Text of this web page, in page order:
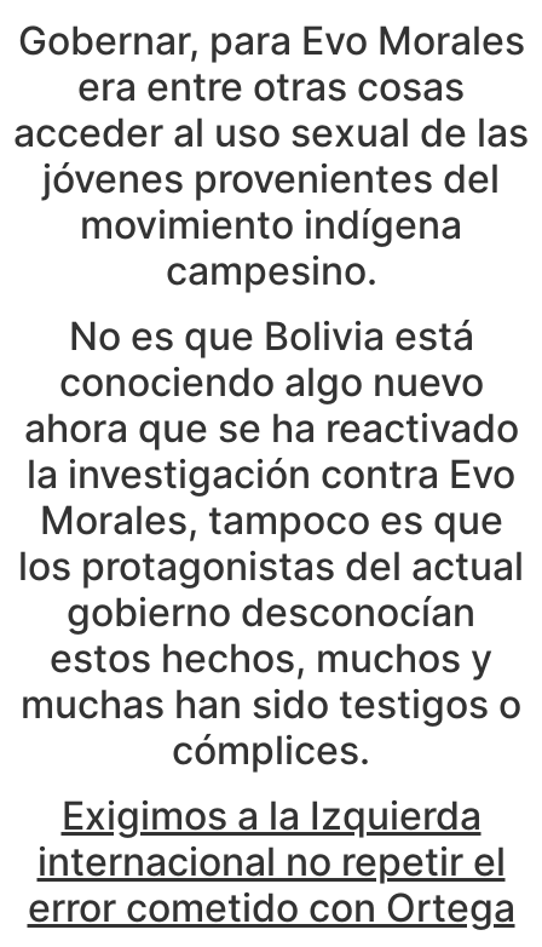
Gobernar, para Evo Morales
era entre otras cosas
acceder al uso sexual de las
jóvenes provenientes del
movimiento indígena
campesino.
No es que Bolivia está
conociendo algo nuevo
ahora que se ha reactivado
la investigación contra Evo
Morales, tampoco es que
los protagonistas del actual
gobierno desconocían
estos hechos, muchos y
muchas han sido testigos o
cómplices.
Exigimos a la Izquierda
internacional no repetir el
error cometido con Ortega